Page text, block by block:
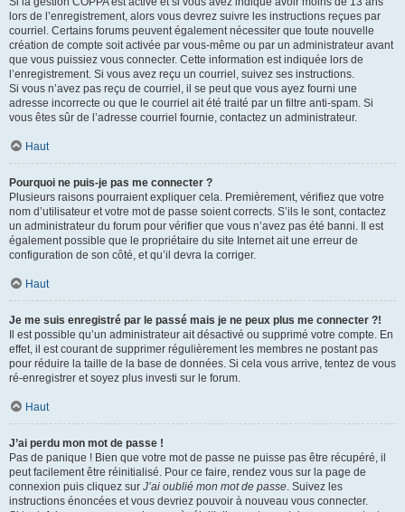
lors de l’enregistrement, alors vous devrez suivre les instructions reçues par
courriel. Certains forums peuvent également nécessiter que toute nouvelle
création de compte soit activée par vous-même ou par un administrateur avant
que vous puissiez vous connecter. Cette information est indiquée lors de
l’enregistrement. Si vous avez reçu un courriel, suivez ses instructions.
Si vous n’avez pas reçu de courriel, il se peut que vous ayez fourni une
adresse incorrecte ou que le courriel ait été traité par un filtre anti-spam. Si
vous êtes sûr de l’adresse courriel fournie, contactez un administrateur.
Haut
Pourquoi ne puis-je pas me connecter ?
Plusieurs raisons pourraient expliquer cela. Premièrement, vérifiez que votre
nom d’utilisateur et votre mot de passe soient corrects. S’ils le sont, contactez
un administrateur du forum pour vérifier que vous n’avez pas été banni. Il est
également possible que le propriétaire du site Internet ait une erreur de
configuration de son côté, et qu’il devra la corriger.
Haut
Je me suis enregistré par le passé mais je ne peux plus me connecter ?!
Il est possible qu’un administrateur ait désactivé ou supprimé votre compte. En
effet, il est courant de supprimer régulièrement les membres ne postant pas
pour réduire la taille de la base de données. Si cela vous arrive, tentez de vous
ré-enregistrer et soyez plus investi sur le forum.
Haut
J’ai perdu mon mot de passe !
Pas de panique ! Bien que votre mot de passe ne puisse pas être récupéré, il
peut facilement être réinitialisé. Pour ce faire, rendez vous sur la page de
connexion puis cliquez sur J’ai oublié mon mot de passe. Suivez les
instructions énoncées et vous devriez pouvoir à nouveau vous connecter.